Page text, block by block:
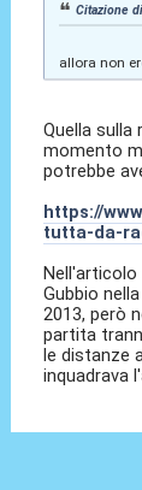
Citazione
allora non
Quella sulla
momento
potrebbe
https://
tutta-da-
Gubbio
2013, però
partita
le distanze
inquadrava